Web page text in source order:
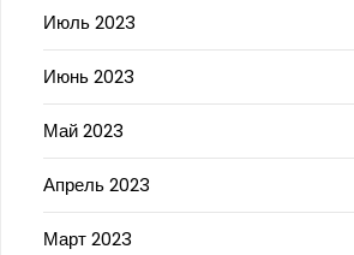
Июль 2023
Июнь 2023
Май 2023
Апрель 2023
Март 2023